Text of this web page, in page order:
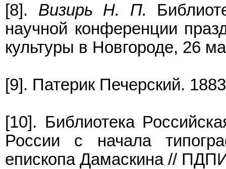
[8]. Визирь Н. П.
научной конференции
культуры в Новгороде, 26
[9]. Патерик Печерский.
[10]. Библиотека
России с начала
епископа Дамаскина //